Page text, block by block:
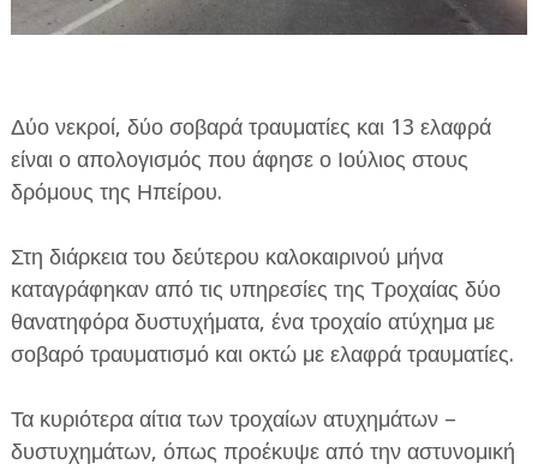
ΠΕΡΙΒΑΛΛΟΝ
ΕΦΗΜΕΡΙΔΑ Η ΠΑΡΓΑ
ΠΛΗΡΟΦΟΡΙΕΣ
Δύο νεκροί, δύο σοβαρά τραυματίες και 13 ελαφρά
είναι ο απολογισμός που άφησε ο Ιούλιος στους
δρόμους της Ηπείρου.
Στη διάρκεια του δεύτερου καλοκαιρινού μήνα
καταγράφηκαν από τις υπηρεσίες της Τροχαίας δύο
θανατηφόρα δυστυχήματα, ένα τροχαίο ατύχημα με
σοβαρό τραυματισμό και οκτώ με ελαφρά τραυματίες.
Τα κυριότερα αίτια των τροχαίων ατυχημάτων –
δυστυχημάτων, όπως προέκυψε από την αστυνομική